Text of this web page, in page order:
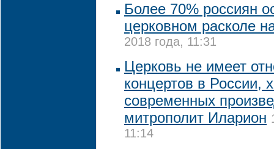
Более 70% россиян
церковном расколе
2018 года, 11:31
Церковь не имеет
концертов в России,
современных
митрополит Иларион
11:14